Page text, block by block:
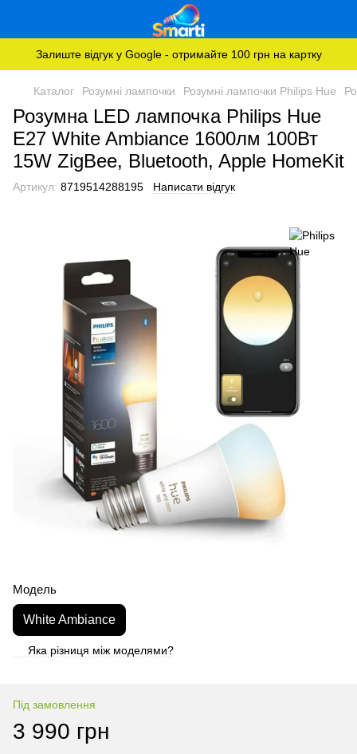
Залиште відгук у Google - отримайте 100 грн на картку
Каталог Розумні лампочки Розумні лампочки Philips Hue
Розумна LED лампочка Philips Hue
E27 White Ambiance 1600лм 100Вт
15W ZigBee, Bluetooth, Apple HomeKit
Артикул: 8719514288195 Написати відгук
Модель
White Ambiance
Яка різниця між моделями?
Під замовлення
3 990 грн